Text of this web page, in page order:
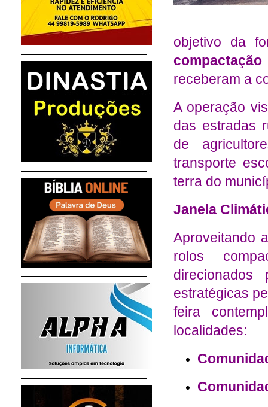
objetivo da
receberam a
A operação
das estradas
de
transporte
terra do
Janela
Aproveitando
rolos
estratégicas
feira
localidades: